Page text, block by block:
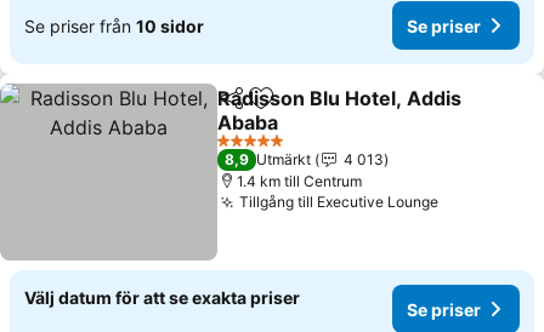
Se priser från 10 sidor Se priser
Dela Lägg till i Mina Favoriter
Radisson Blu Hotel, Addis
Ababa
5 Stjärnor
8,9 Utmärkt
4 013
1.4 km till Centrum
Tillgång till Executive Lounge
Välj datum för att se exakta priser
Se priser